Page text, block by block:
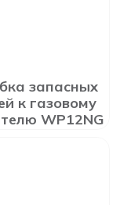
запасных
к газовому
WP12NG